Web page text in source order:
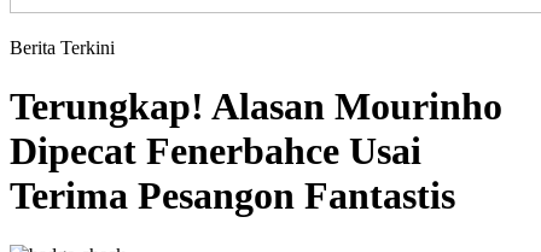
Berita Terkini
Terungkap! Alasan Mourinho
Dipecat Fenerbahce Usai
Terima Pesangon Fantastis